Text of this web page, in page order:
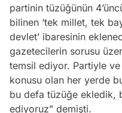
partinin tüzüğünün
bilinen ‘tek millet, tek
devlet’ ibaresinin
gazetecilerin sorusu
temsil ediyor. Partiyle
konusu olan her yerde
bu defa tüzüğe ekledik,
ediyoruz” demişti.